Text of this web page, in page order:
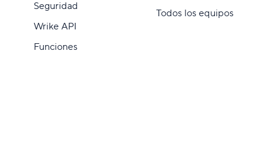
Seguridad
Wrike API
Funciones
Todos los equipos